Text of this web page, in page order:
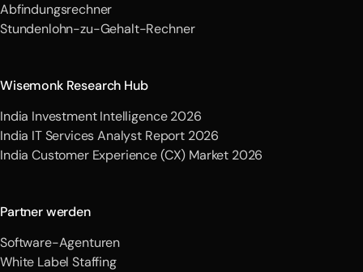
Abfindungsrechner
Stundenlohn-zu-Gehalt-Rechner
Wisemonk Research Hub
India Investment Intelligence 2026
India IT Services Analyst Report 2026
India Customer Experience (CX) Market 2026
Partner werden
Software-Agenturen
White Label Staffing